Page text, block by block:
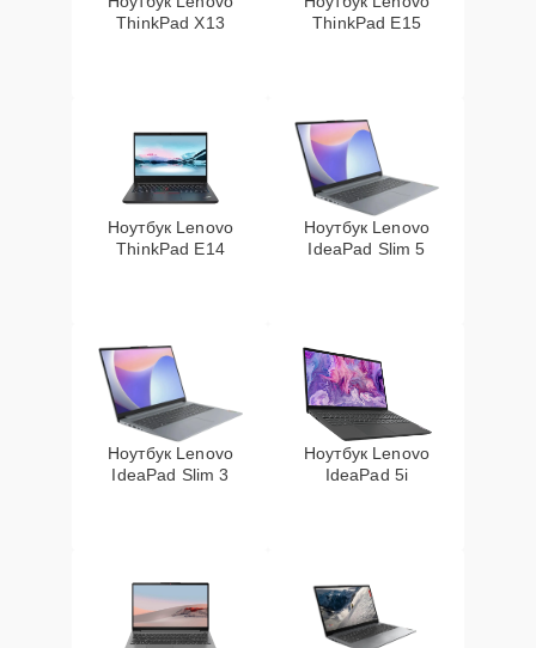
ThinkPad X13
ThinkPad E15
Ноутбук Lenovo
ThinkPad E14
Ноутбук Lenovo
IdeaPad Slim 5
Ноутбук Lenovo
IdeaPad Slim 3
Ноутбук Lenovo
IdeaPad 5i